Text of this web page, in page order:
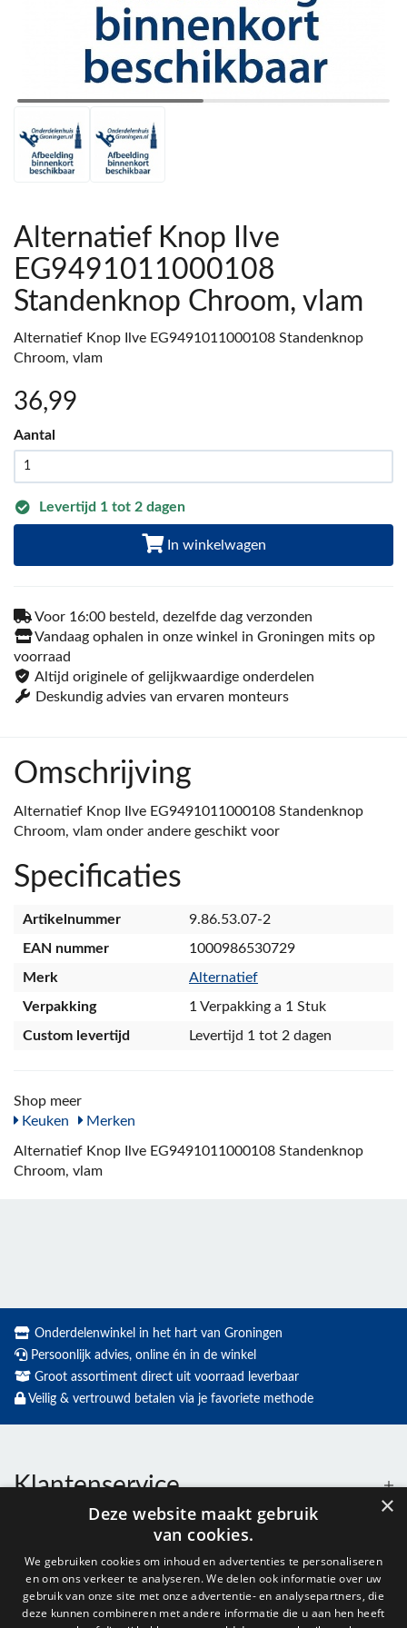
Alternatief Knop Ilve
EG9491011000108
Standenknop Chroom, vlam
Alternatief Knop Ilve EG9491011000108 Standenknop
Chroom, vlam
36,99
Aantal
Levertijd 1 tot 2 dagen
In winkelwagen
Voor 16:00 besteld, dezelfde dag verzonden
Vandaag ophalen in onze winkel in Groningen mits op
voorraad
Altijd originele of gelijkwaardige onderdelen
Deskundig advies van ervaren monteurs
Omschrijving
Alternatief Knop Ilve EG9491011000108 Standenknop
Chroom, vlam onder andere geschikt voor
Specificaties
Artikelnummer
9.86.53.07-2
EAN nummer
1000986530729
Merk
Alternatief
Verpakking
1 Verpakking a 1 Stuk
Custom levertijd
Levertijd 1 tot 2 dagen
Shop meer
Keuken
Merken
Alternatief Knop Ilve EG9491011000108 Standenknop
Chroom, vlam
Onderdelenwinkel in het hart van Groningen
Persoonlijk advies, online én in de winkel
Groot assortiment direct uit voorraad leverbaar
Veilig & vertrouwd betalen via je favoriete methode
Klantenservice
Openingstijden
×
Deze website maakt gebruik
van cookies.
We gebruiken cookies om inhoud en advertenties te personaliseren
en om ons verkeer te analyseren. We delen ook informatie over uw
gebruik van onze site met onze advertentie- en analysepartners, die
deze kunnen combineren met andere informatie die u aan hen heeft